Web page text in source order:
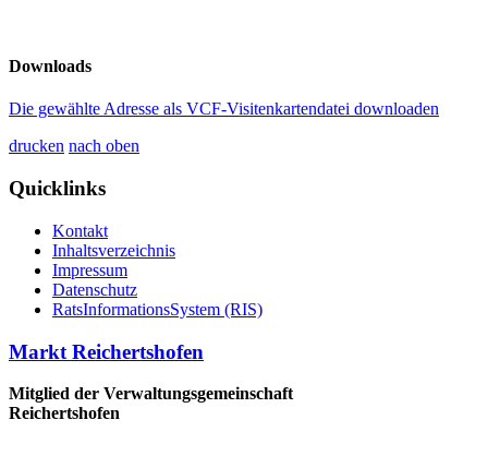
Downloads
Die gewählte Adresse als VCF-Visitenkartendatei downloaden
drucken nach oben
Quicklinks
Kontakt
Inhaltsverzeichnis
Impressum
Datenschutz
RatsInformationsSystem (RIS)
Markt Reichertshofen
Mitglied der Verwaltungsgemeinschaft
Reichertshofen